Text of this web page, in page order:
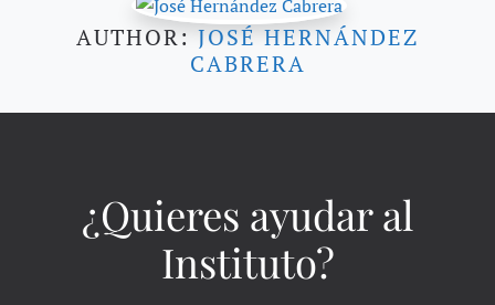
AUTHOR:JOSÉ HERNÁNDEZ
CABRERA
¿Quieres ayudar al
Instituto?